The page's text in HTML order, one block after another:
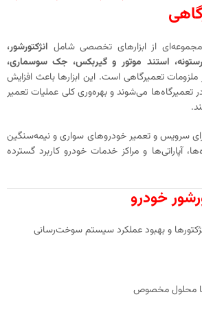
از ابزارهای تخصصی شامل انژکتورشور،
استند موتور و گیربکس، جک سوسماری،
ملزومات تعمیرگاهی است. این ابزارها باعث افزایش
تعمیرگاه‌ها می‌شوند و بهره‌وری کلی عملیات تعمیر
سرویس و تعمیر خودروهای سواری و نیمه‌سنگین
آپاراتی‌ها و مراکز خدمات خودرو کاربرد گسترده
خودرو
و بهبود عملکرد سیستم سوخت‌رسانی
محلول مخصوص